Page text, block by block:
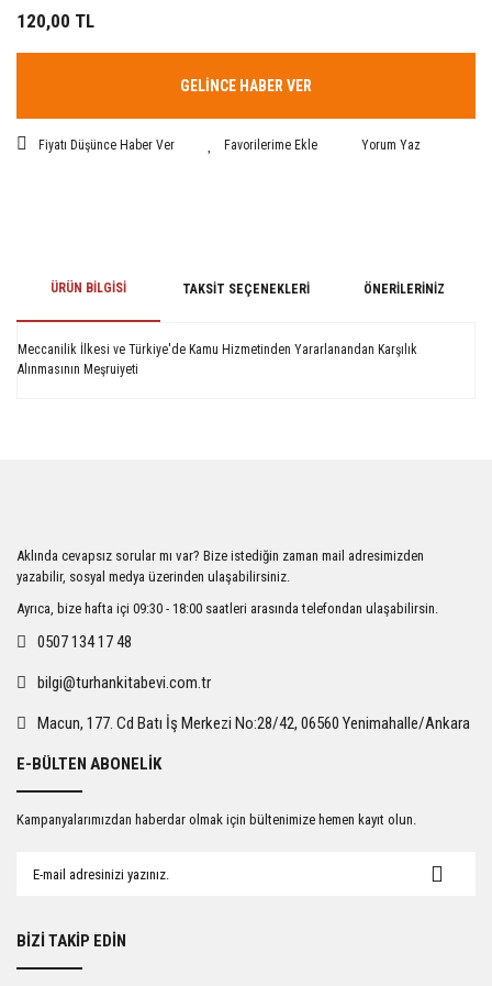
120,00 TL
GELİNCE HABER VER
Fiyatı Düşünce Haber Ver Yorum Yaz
ÜRÜN BILGISI TAKSIT SEÇENEKLERI ÖNERILERINIZ
Meccanilik İlkesi ve Türkiye'de Kamu Hizmetinden Yararlanandan Karşılık
Alınmasının Meşruiyeti
Ürün açıklamasında eksik bilgiler bulunuyor.
Ürün bilgilerinde hatalar bulunuyor.
Ürün fiyatı diğer sitelerden daha pahalı.
Gönder
Aklında cevapsız sorular mı var? Bize istediğin zaman mail adresimizden
yazabilir, sosyal medya üzerinden ulaşabilirsiniz.
Ayrıca, bize hafta içi 09:30 - 18:00 saatleri arasında telefondan ulaşabilirsin.
0507 134 17 48
bilgi@turhankitabevi.com.tr
Macun, 177. Cd Batı İş Merkezi No:28/42, 06560 Yenimahalle/Ankara
E-BÜLTEN ABONELİK
Kampanyalarımızdan haberdar olmak için bültenimize hemen kayıt olun.
BİZİ TAKİP EDİN